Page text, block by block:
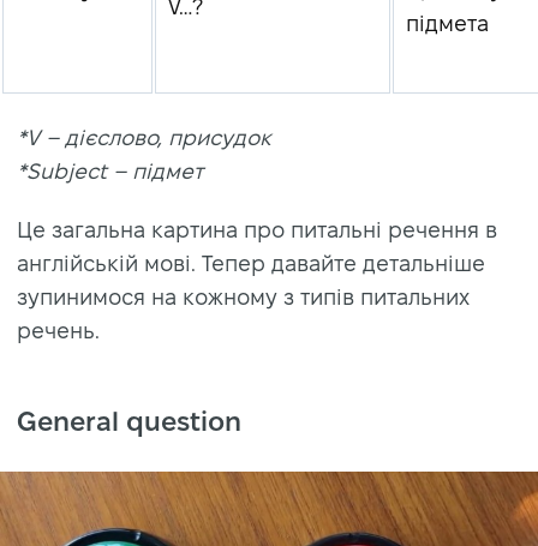
V…?
підмета
*V – дієслово, присудок
*Subject – підмет
Це загальна картина про питальні речення в
англійській мові. Тепер давайте детальніше
зупинимося на кожному з типів питальних
речень.
General question